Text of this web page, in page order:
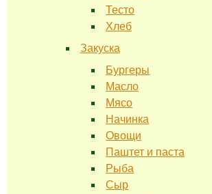
Тесто
Хлеб
Закуска
Бургеры
Масло
Мясо
Начинка
Овощи
Паштет и паста
Рыба
Сыр